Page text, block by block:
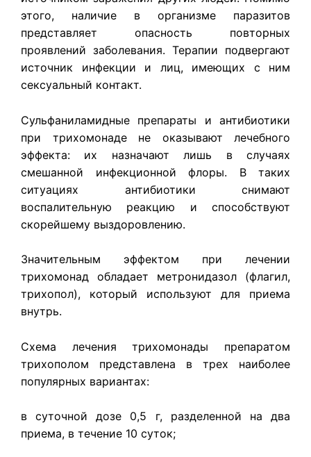
этого, наличие в организме паразитов
представляет опасность повторных
проявлений заболевания. Терапии подвергают
источник инфекции и лиц, имеющих с ним
сексуальный контакт.
Сульфаниламидные препараты и антибиотики
при трихомонаде не оказывают лечебного
эффекта: их назначают лишь в случаях
смешанной инфекционной флоры. В таких
ситуациях антибиотики снимают
воспалительную реакцию и способствуют
скорейшему выздоровлению.
Значительным эффектом при лечении
трихомонад обладает метронидазол (флагил,
трихопол), который используют для приема
внутрь.
Схема лечения трихомонады препаратом
трихополом представлена в трех наиболее
популярных вариантах:
в суточной дозе 0,5 г, разделенной на два
приема, в течение 10 суток;